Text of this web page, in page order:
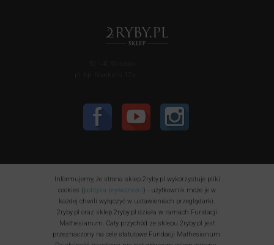
Informujemy, że strona sklep.2ryby.pl wykorzystuje pliki
cookies (polityka prywatności) - użytkownik może je w
każdej chwili wyłączyć w ustawieniach przeglądarki.
2ryby.pl oraz sklep.2ryby.pl działa w ramach Fundacji
Mathesianum. Cały przychód ze sklepu 2ryby.pl jest
przeznaczony na cele statutowe Fundacji Mathesianum.